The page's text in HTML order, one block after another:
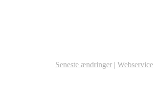
Seneste ændringer | Webservice